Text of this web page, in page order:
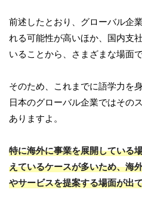
前述したとおり、グローバル企
れる可能性が高いほか、国内支
いることから、さまざまな場面
そのため、これまでに語学力を
日本のグローバル企業ではその
ありますよ。
特に海外に事業を展開している
えているケースが多いため、海
やサービスを提案する場面が出